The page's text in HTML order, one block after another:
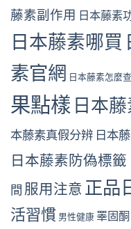
藤素副作用 日本藤素
日本藤素哪買
素官網 日本藤素怎麼查
果點樣 日本藤
本藤素真假分辨 日本
日本藤素防偽標籤
間 服用注意 正品
活習慣 男性健康睪固酮